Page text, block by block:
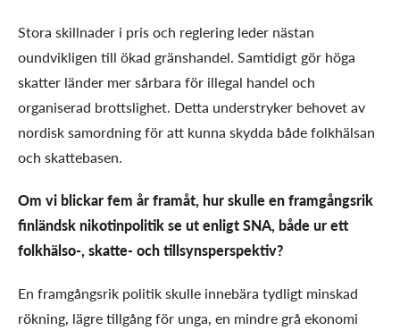
Stora skillnader i pris och reglering leder nästan
oundvikligen till ökad gränshandel. Samtidigt gör höga
skatter länder mer sårbara för illegal handel och
organiserad brottslighet. Detta understryker behovet av
nordisk samordning för att kunna skydda både folkhälsan
och skattebasen.
Om vi blickar fem år framåt, hur skulle en framgångsrik
finländsk nikotinpolitik se ut enligt SNA, både ur ett
folkhälso-, skatte- och tillsynsperspektiv?
En framgångsrik politik skulle innebära tydligt minskad
rökning, lägre tillgång för unga, en mindre grå ekonomi